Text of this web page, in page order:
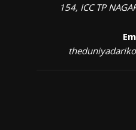
154, ICC TP